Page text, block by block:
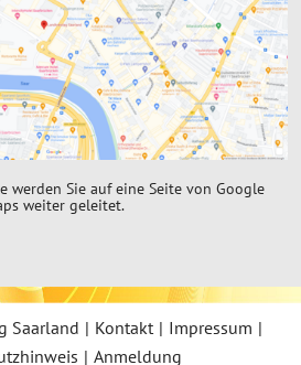
werden Sie auf eine Seite von Google
weiter geleitet.
Saarland | Kontakt| Impressum |
| Anmeldung